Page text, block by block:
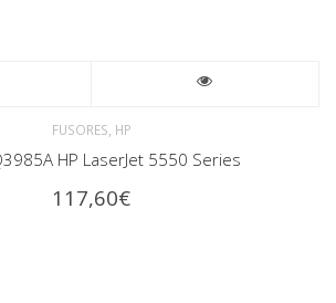
FUSORES, HP
HP LaserJet 5550 Series
117,60€